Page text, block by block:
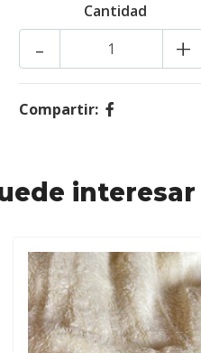
Cantidad
+
-
Compartir:
interesar